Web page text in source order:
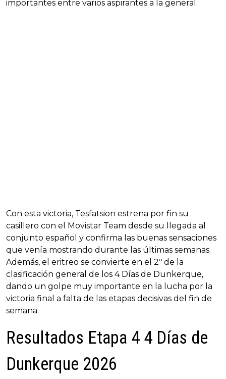
importantes entre varios aspirantes a la general.
Con esta victoria, Tesfatsion estrena por fin su
casillero con el Movistar Team desde su llegada al
conjunto español y confirma las buenas sensaciones
que venía mostrando durante las últimas semanas.
Además, el eritreo se convierte en el 2º de la
clasificación general de los 4 Días de Dunkerque,
dando un golpe muy importante en la lucha por la
victoria final a falta de las etapas decisivas del fin de
semana.
Resultados Etapa 4 4 Días de
Dunkerque 2026